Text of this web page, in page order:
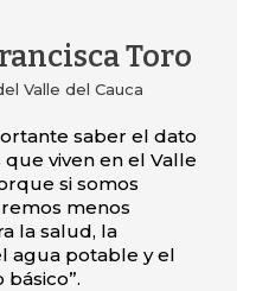
Toro
Valle del Cauca
saber el dato
viven en el Valle
si somos
menos
la salud, la
agua potable y el